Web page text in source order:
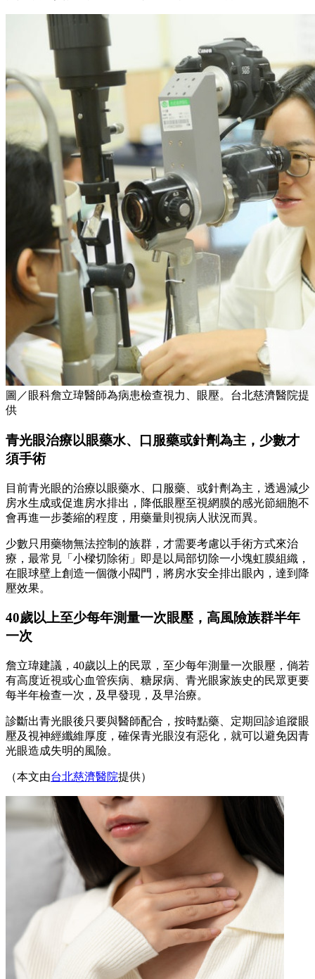
圖／眼科詹立瑋醫師為病患檢查視力、眼壓。台北慈濟醫院提
供
青光眼治療以眼藥水、口服藥或針劑為主，少數才
須手術
目前青光眼的治療以眼藥水、口服藥、或針劑為主，透過減少
房水生成或促進房水排出，降低眼壓至視網膜的感光節細胞不
會再進一步萎縮的程度，用藥量則視病人狀況而異。
少數只用藥物無法控制的族群，才需要考慮以手術方式來治
療，最常見「小樑切除術」即是以局部切除一小塊虹膜組織，
在眼球壁上創造一個微小閥門，將房水安全排出眼內，達到降
壓效果。
40歲以上至少每年測量一次眼壓，高風險族群半年
一次
詹立瑋建議，40歲以上的民眾，至少每年測量一次眼壓，倘若
有高度近視或心血管疾病、糖尿病、青光眼家族史的民眾更要
每半年檢查一次，及早發現，及早治療。
診斷出青光眼後只要與醫師配合，按時點藥、定期回診追蹤眼
壓及視神經纖維厚度，確保青光眼沒有惡化，就可以避免因青
光眼造成失明的風險。
（本文由台北慈濟醫院提供）